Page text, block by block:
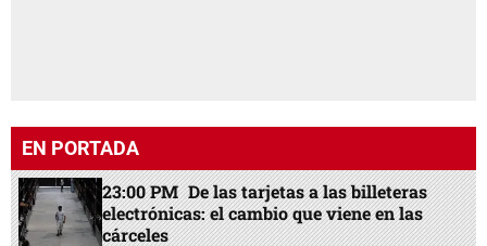
EN PORTADA
23:00 PM De las tarjetas a las billeteras
electrónicas: el cambio que viene en las
cárceles